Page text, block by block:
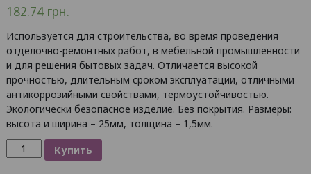
182.74 грн.
Используется для строительства, во время проведения
отделочно-ремонтных работ, в мебельной промышленности
и для решения бытовых задач. Отличается высокой
прочностью, длительным сроком эксплуатации, отличными
антикоррозийными свойствами, термоустойчивостью.
Экологически безопасное изделие. Без покрытия. Размеры:
высота и ширина – 25мм, толщина – 1,5мм.
Количество
товара
Купить